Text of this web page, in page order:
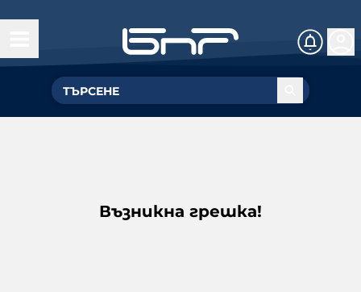
Възникна грешка!